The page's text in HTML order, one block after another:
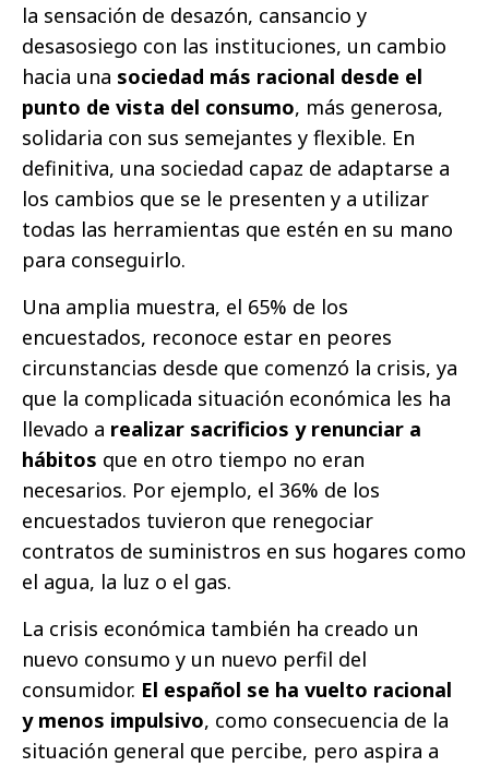
la sensación de desazón, cansancio y
desasosiego con las instituciones, un cambio
hacia una sociedad más racional desde el
punto de vista del consumo, más generosa,
solidaria con sus semejantes y flexible. En
definitiva, una sociedad capaz de adaptarse a
los cambios que se le presenten y a utilizar
todas las herramientas que estén en su mano
para conseguirlo.
Una amplia muestra, el 65% de los
encuestados, reconoce estar en peores
circunstancias desde que comenzó la crisis, ya
que la complicada situación económica les ha
llevado a realizar sacrificios y renunciar a
hábitos que en otro tiempo no eran
necesarios. Por ejemplo, el 36% de los
encuestados tuvieron que renegociar
contratos de suministros en sus hogares como
el agua, la luz o el gas.
La crisis económica también ha creado un
nuevo consumo y un nuevo perfil del
consumidor. El español se ha vuelto racional
y menos impulsivo, como consecuencia de la
situación general que percibe, pero aspira a